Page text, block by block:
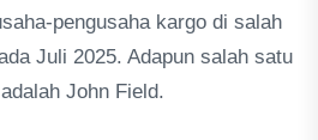
pengusaha kargo di salah
Juli 2025. Adapun salah satu
John Field.